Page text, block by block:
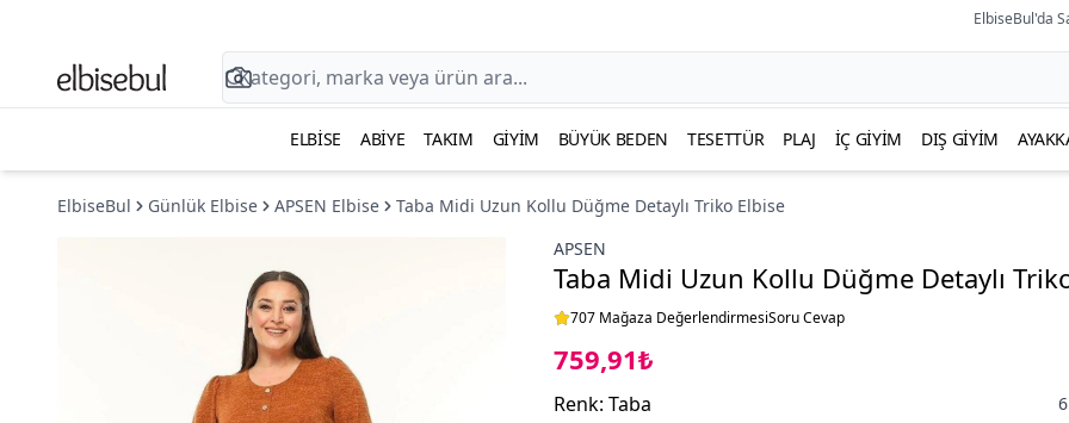
ElbiseBul'da
ELBISE ABIYE TAKIM GIYIM BÜYÜK BEDEN TESETTÜR PLAJ İÇ GIYIM DIŞ GIYIM
ElbiseBul Günlük Elbise APSEN Elbise
Taba Midi Uzun Kollu Düğme Detaylı Triko Elbise
APSEN
Taba Midi Uzun Kollu Düğme Detaylı
707 Mağaza DeğerlendirmesiSoru Cevap
759,91₺
Renk: Taba